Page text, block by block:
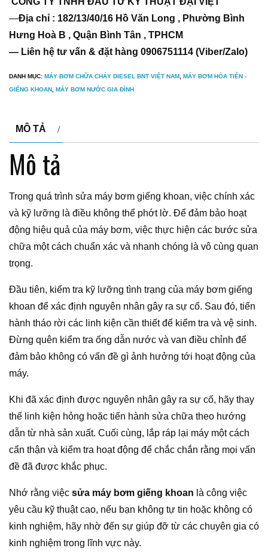
—Địa chỉ : 182/13/40/16 Hồ Văn Long , Phường Bình
Hưng Hoà B , Quận Bình Tân , TPHCM
— Liên hệ tư vấn & đặt hàng 0906751114 (Viber/Zalo)
DANH MỤC: MÁY BƠM CHỮA CHÁY DIESEL BNT VIỆT NAM, MÁY BƠM HỎA TIỄN -
GIẾNG KHOAN, MÁY BƠM NƯỚC GIA ĐÌNH
MÔ TẢ
Mô tả
Trong quá trình sửa máy bơm giếng khoan, việc chính xác
và kỹ lưỡng là điều không thể phớt lờ. Để đảm bảo hoạt
động hiệu quả của máy bơm, việc thực hiện các bước sửa
chữa một cách chuẩn xác và nhanh chóng là vô cùng quan
trọng.
Đầu tiên, kiểm tra kỹ lưỡng tình trạng của máy bơm giếng
khoan để xác định nguyên nhân gây ra sự cố. Sau đó, tiến
hành tháo rời các linh kiện cần thiết để kiểm tra và vệ sinh.
Đừng quên kiểm tra ống dẫn nước và van điều chỉnh để
đảm bảo không có vấn đề gì ảnh hưởng tới hoạt động của
máy.
Khi đã xác định được nguyên nhân gây ra sự cố, hãy thay
thế linh kiện hỏng hoặc tiến hành sửa chữa theo hướng
dẫn từ nhà sản xuất. Cuối cùng, lắp ráp lại máy một cách
cẩn thận và kiểm tra hoạt động để chắc chắn rằng mọi vấn
đề đã được khắc phục.
Nhớ rằng việc sửa máy bơm giếng khoan là công việc
yêu cầu kỹ thuật cao, nếu bạn không tự tin hoặc không có
kinh nghiệm, hãy nhờ đến sự giúp đỡ từ các chuyên gia có
kinh nghiệm trong lĩnh vực này.